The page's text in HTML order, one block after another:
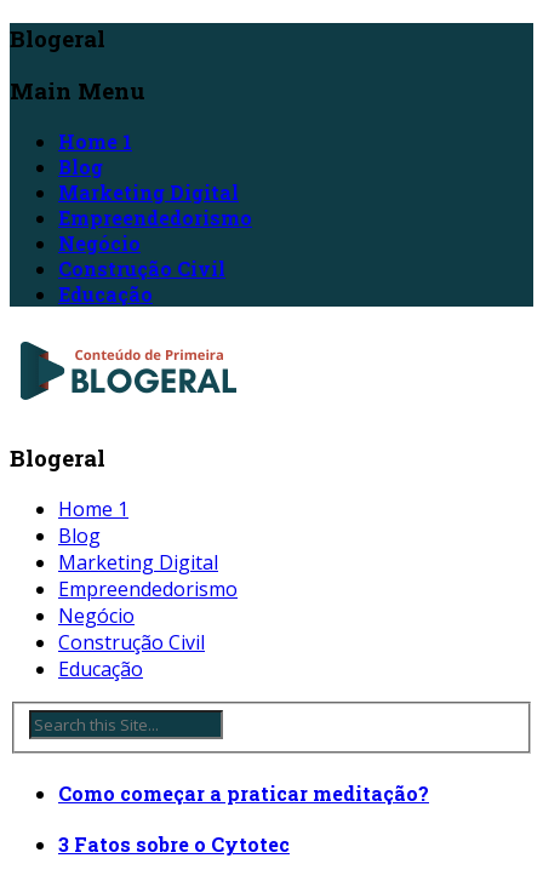
Blogeral
Main Menu
Home 1
Blog
Marketing Digital
Empreendedorismo
Negócio
Construção Civil
Educação
Blogeral
Home 1
Blog
Marketing Digital
Empreendedorismo
Negócio
Construção Civil
Educação
Como começar a praticar meditação?
3 Fatos sobre o Cytotec